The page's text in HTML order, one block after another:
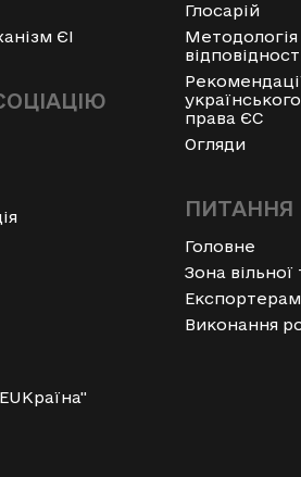
ЄІ
Глосарій
права ЄС
Огляди
ПИТАННЯ
Головне
Зона вільної
Виконання